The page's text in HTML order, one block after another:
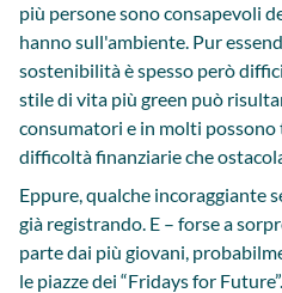
più persone sono consapevoli
hanno sull'ambiente. Pur
sostenibilità è spesso però
stile di vita più green può
consumatori e in molti
difficoltà finanziarie che
Eppure, qualche incoraggiante
già registrando. E – forse a
parte dai più giovani,
le piazze dei “Fridays for Future”.